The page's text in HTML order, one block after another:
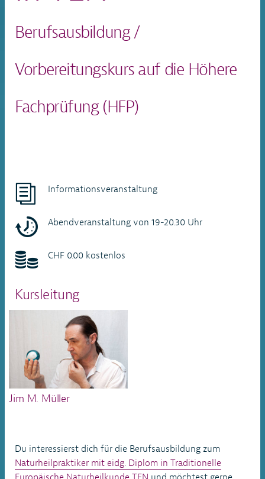
Berufsausbildung /
Vorbereitungskurs auf die Höhere
Fachprüfung (HFP)
Informationsveranstaltung
Abendveranstaltung von 19-20.30 Uhr
CHF 0.00 kostenlos
Kursleitung
Jim M. Müller
Du interessierst dich für die Berufsausbildung zum
Naturheilpraktiker mit eidg. Diplom in Traditionelle